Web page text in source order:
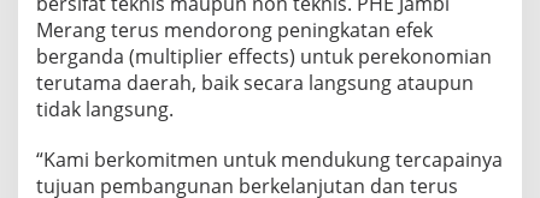
Merang terus mendorong peningkatan efek
berganda (multiplier effects) untuk perekonomian
terutama daerah, baik secara langsung ataupun
tidak langsung.
“Kami berkomitmen untuk mendukung tercapainya
tujuan pembangunan berkelanjutan dan terus